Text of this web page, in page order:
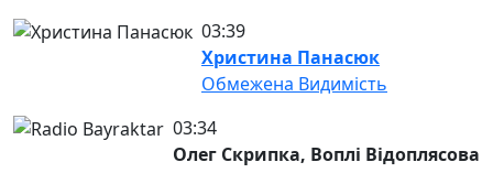
03:39
Христина Панасюк
Обмежена Видимість
03:34
Олег Скрипка, Воплі Відоплясова